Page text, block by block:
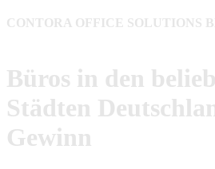
CONTORA OFFICE SOLUTIONS
Büros in den
Städten
Gewinn